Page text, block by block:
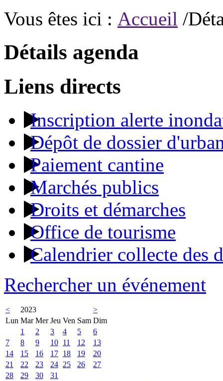
Vous êtes ici : Accueil /
Détails agenda
Liens directs
Inscription alerte
Dépôt de dossier
Paiement cantine
Marchés publics
Droits et démarches
Office de tourisme
Calendrier collecte des
Rechercher un événement
< 2023
>
Lun Mar Mer Jeu Ven Sam Dim
1
2 3 4 5
6
7
8 9 10 11 12
13
14
15 16 17 18 19
20
21
22 23 24 25 26
27
28
29 30 31